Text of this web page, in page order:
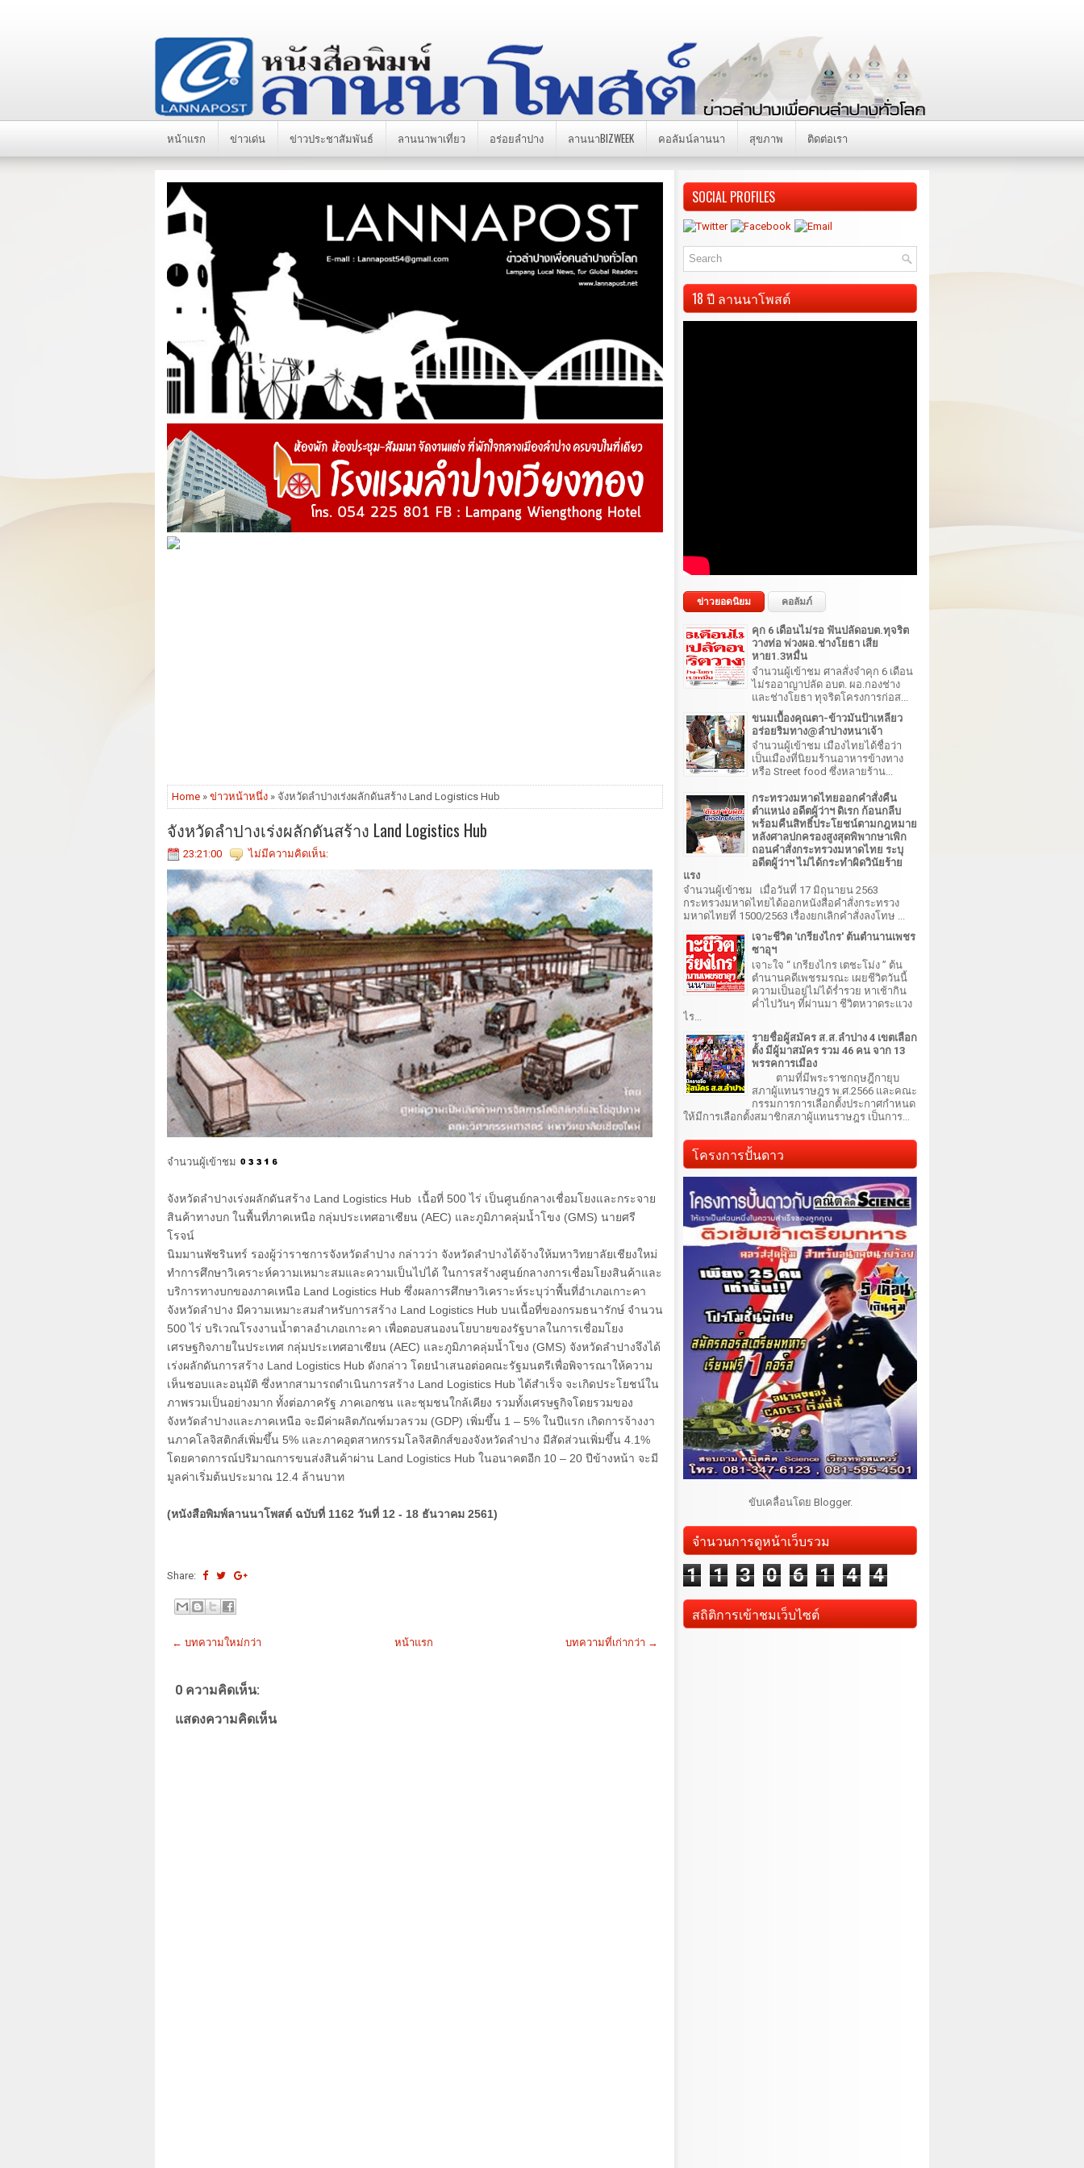
หน้าแรก ข่าวเด่น ข่าวประชาสัมพันธ์ ลานนาพาเที่ยว อร่อยลำปาง ลานนาBIZWEEK คอลัมน์ลานนา สุขภาพ ติดต่อเรา
Home » ข่าวหน้าหนึ่ง » จังหวัดลำปางเร่งผลักดันสร้าง Land Logistics Hub
จังหวัดลำปางเร่งผลักดันสร้าง Land Logistics Hub
23:21:00 ไม่มีความคิดเห็น:
จำนวนผู้เข้าชม
จังหวัดลำปางเร่งผลักดันสร้าง Land Logistics Hub เนื้อที่ 500ไร่ เป็นศูนย์กลางเชื่อมโยงและกระจาย
สินค้าทางบก ในพื้นที่ภาคเหนือ กลุ่มประเทศอาเซียน (AEC) และภูมิภาคลุ่มน้ำโขง (GMS) นายศรี
โรจน์
นิมมานพัชรินทร์ รองผู้ว่าราชการจังหวัดลำปาง กล่าวว่า จังหวัดลำปางได้จ้างให้มหาวิทยาลัยเชียงใหม่
ทำการศึกษาวิเคราะห์ความเหมาะสมและความเป็นไปได้ ในการสร้างศูนย์กลางการเชื่อมโยงสินค้าและ
บริการทางบกของภาคเหนือ Land Logistics Hub ซึ่งผลการศึกษาวิเคราะห์ระบุว่าพื้นที่อำเภอเกาะคา
จังหวัดลำปาง มีความเหมาะสมสำหรับการสร้าง Land Logistics Hub บนเนื้อที่ของกรมธนารักษ์ จำนวน
500ไร่ บริเวณโรงงานน้ำตาลอำเภอเกาะคา เพื่อตอบสนองนโยบายของรัฐบาลในการเชื่อมโยง
เศรษฐกิจภายในประเทศ กลุ่มประเทศอาเซียน (AEC) และภูมิภาคลุ่มน้ำโขง (GMS) จังหวัดลำปางจึงได้
เร่งผลักดันการสร้าง Land Logistics Hub ดังกล่าว โดยนำเสนอต่อคณะรัฐมนตรีเพื่อพิจารณาให้ความ
เห็นชอบและอนุมัติ ซึ่งหากสามารถดำเนินการสร้าง Land Logistics Hubได้สำเร็จ จะเกิดประโยชน์ใน
ภาพรวมเป็นอย่างมาก ทั้งต่อภาครัฐ ภาคเอกชน และชุมชนใกล้เคียง รวมทั้งเศรษฐกิจโดยรวมของ
จังหวัดลำปางและภาคเหนือ จะมีค่าผลิตภัณฑ์มวลรวม (GDP) เพิ่มขึ้น 1 – 5% ในปีแรก เกิดการจ้างงา
นภาคโลจิสติกส์เพิ่มขึ้น 5% และภาคอุตสาหกรรมโลจิสติกส์ของจังหวัดลำปาง มีสัดส่วนเพิ่มขึ้น 4.1%
โดยคาดการณ์ปริมาณการขนส่งสินค้าผ่าน Land Logistics Hub ในอนาคตอีก 10 – 20 ปีข้างหน้า จะมี
มูลค่าเริ่มต้นประมาณ 12.4 ล้านบาท
(หนังสือพิมพ์ลานนาโพสต์ ฉบับที่ 1162 วันที่ 12 - 18 ธันวาคม 2561)
Share:
← บทความใหม่กว่า บทความที่เก่ากว่า →
หน้าแรก
0 ความคิดเห็น:
แสดงความคิดเห็น
SOCIAL PROFILES
18 ปี ลานนาโพสต์
ข่าวยอดนิยม คอลัมภ์
คุก 6 เดือนไม่รอ ฟันปลัดอบต.ทุจริต
วางท่อ พ่วงผอ.ช่างโยธา เสีย
หาย1.3หมื่น
จำนวนผู้เข้าชม ศาลสั่งจำคุก 6 เดือน
ไม่รออาญาปลัด อบต. ผอ.กองช่าง
และช่างโยธา ทุจริตโครงการก่อส...
ขนมเบื้องคุณตา-ข้าวมันป้าเหลียว
อร่อยริมทาง@ลำปางหนาเจ้า
จำนวนผู้เข้าชม เมืองไทยได้ชื่อว่า
เป็นเมืองที่นิยมร้านอาหารข้างทาง
หรือ Street food ซึ่งหลายร้าน...
กระทรวงมหาดไทยออกคำสั่งคืน
ตำแหน่ง อดีตผู้ว่าฯ ดิเรก ก้อนกลีบ
พร้อมคืนสิทธิ์ประโยชน์ตามกฎหมาย
หลังศาลปกครองสูงสุดพิพากษาเพิก
ถอนคำสั่งกระทรวงมหาดไทย ระบุ
อดีตผู้ว่าฯ ไม่ได้กระทำผิดวินัยร้าย
แรง
จำนวนผู้เข้าชม เมื่อวันที่ 17 มิถุนายน 2563
กระทรวงมหาดไทยได้ออกหนังสือคำสั่งกระทรวง
มหาดไทยที่ 1500/2563 เรื่องยกเลิกคำสั่งลงโทษ ...
เจาะชีวิต 'เกรียงไกร' ต้นตำนานเพชร
ซาอุฯ
เจาะใจ “ เกรียงไกร เตชะโม่ง ” ต้น
ตำนานคดีเพชรมรณะ เผยชีวิตวันนี้
ความเป็นอยู่ไม่ได้ร่ำรวย หาเช้ากิน
ค่ำไปวันๆ ที่ผ่านมา ชีวิตหวาดระแวง
ไร...
รายชื่อผู้สมัคร ส.ส.ลำปาง 4 เขตเลือก
ตั้ง มีผู้มาสมัคร รวม 46 คน จาก 13
พรรคการเมือง
ตามที่มีพระราชกฤษฎีกายุบ
สภาผู้แทนราษฎร พ.ศ.2566 และคณะ
กรรมการการเลือกตั้งประกาศกำหนด
ให้มีการเลือกตั้งสมาชิกสภาผู้แทนราษฎร เป็นการ...
โครงการปั้นดาว
ขับเคลื่อนโดย Blogger.
จำนวนการดูหน้าเว็บรวม
1 1 3 0 6 1 4 4
สถิติการเข้าชมเว็บไซต์